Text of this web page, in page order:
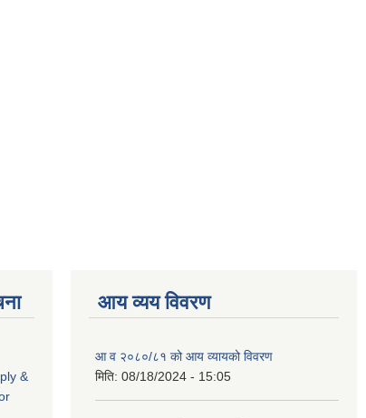
&
आय व्यय विवरण
आ व २०८०/८१ को आय व्यायको विवरण
मिति: 08/18/2024 - 15:05